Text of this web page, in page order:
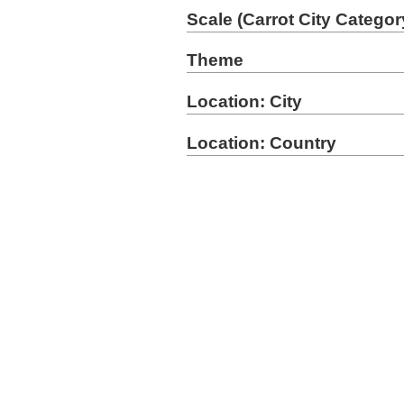
Scale (Carrot City
Theme
Location: City
Location: Country